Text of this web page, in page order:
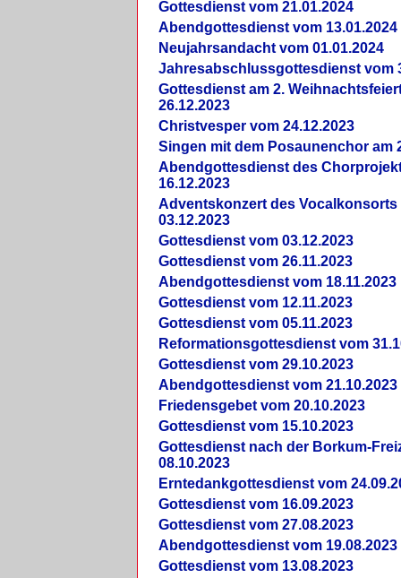
Gottesdienst vom 21.01.2024
Abendgottesdienst vom 13.01.2024
Neujahrsandacht vom 01.01.2024
Jahresabschlussgottesdienst vom
Gottesdienst am 2.
26.12.2023
Christvesper vom 24.12.2023
Singen mit dem Posaunenchor am
Abendgottesdienst des
16.12.2023
Adventskonzert des Vocalkonsorts
03.12.2023
Gottesdienst vom 03.12.2023
Gottesdienst vom 26.11.2023
Abendgottesdienst vom 18.11.2023
Gottesdienst vom 12.11.2023
Gottesdienst vom 05.11.2023
Reformationsgottesdienst vom
Gottesdienst vom 29.10.2023
Abendgottesdienst vom 21.10.2023
Friedensgebet vom 20.10.2023
Gottesdienst vom 15.10.2023
Gottesdienst nach der Borkum-
08.10.2023
Erntedankgottesdienst vom
Gottesdienst vom 16.09.2023
Gottesdienst vom 27.08.2023
Abendgottesdienst vom 19.08.2023
Gottesdienst vom 13.08.2023